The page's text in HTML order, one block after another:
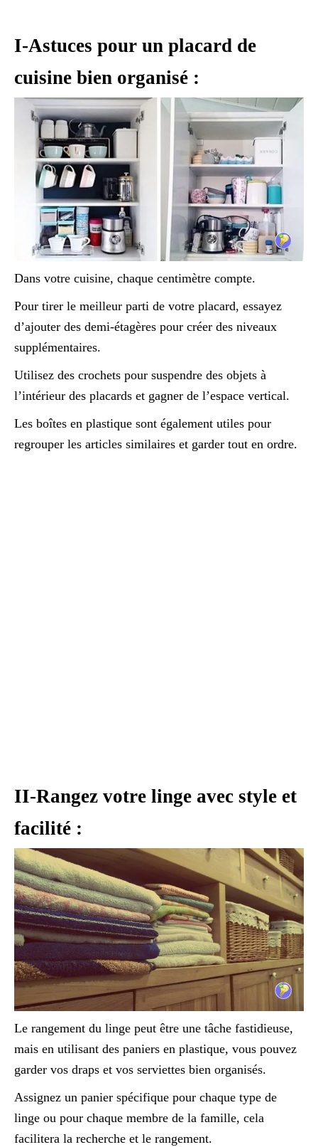
I-Astuces pour un placard de
cuisine bien organisé :
Dans votre cuisine, chaque centimètre compte.
Pour tirer le meilleur parti de votre placard, essayez
d’ajouter des demi-étagères pour créer des niveaux
supplémentaires.
Utilisez des crochets pour suspendre des objets à
l’intérieur des placards et gagner de l’espace vertical.
Les boîtes en plastique sont également utiles pour
regrouper les articles similaires et garder tout en ordre.
II-Rangez votre linge avec style et
facilité :
Le rangement du linge peut être une tâche fastidieuse,
mais en utilisant des paniers en plastique, vous pouvez
garder vos draps et vos serviettes bien organisés.
Assignez un panier spécifique pour chaque type de
linge ou pour chaque membre de la famille, cela
facilitera la recherche et le rangement.